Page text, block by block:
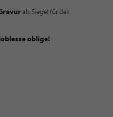
als Siegel für das
oblige!